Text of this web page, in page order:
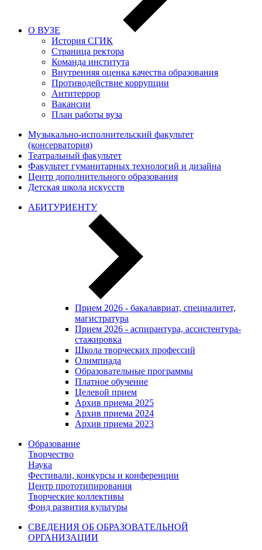
О ВУЗЕ
История СГИК
Страница ректора
Команда института
Внутренняя оценка качества образования
Противодействие коррупции
Антитеррор
Вакансии
План работы вуза
Музыкально-исполнительский факультет
(консерватория)
Театральный факультет
Факультет гуманитарных технологий и дизайна
Центр дополнительного образования
Детская школа искусств
АБИТУРИЕНТУ
Прием 2026 - бакалавриат, специалитет,
магистратура
Прием 2026 - аспирантура, ассистентура-
стажировка
Школа творческих профессий
Олимпиада
Образовательные программы
Платное обучение
Целевой прием
Архив приема 2025
Архив приема 2024
Архив приема 2023
Образование
Творчество
Наука
Фестивали, конкурсы и конференции
Центр прототипирования
Творческие коллективы
Фонд развития культуры
СВЕДЕНИЯ ОБ ОБРАЗОВАТЕЛЬНОЙ
ОРГАНИЗАЦИИ